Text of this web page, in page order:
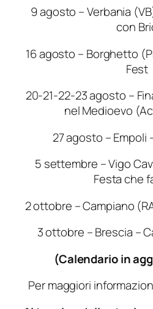
9 agosto – Verbania
con
16 agosto – Borghetto
Fest
20-21-22-23 agosto –
nel Medioevo
27 agosto – Empoli
5 settembre – Vigo
Festa che
2 ottobre – Campiano
3 ottobre – Brescia –
(Calendario in
Per maggiori